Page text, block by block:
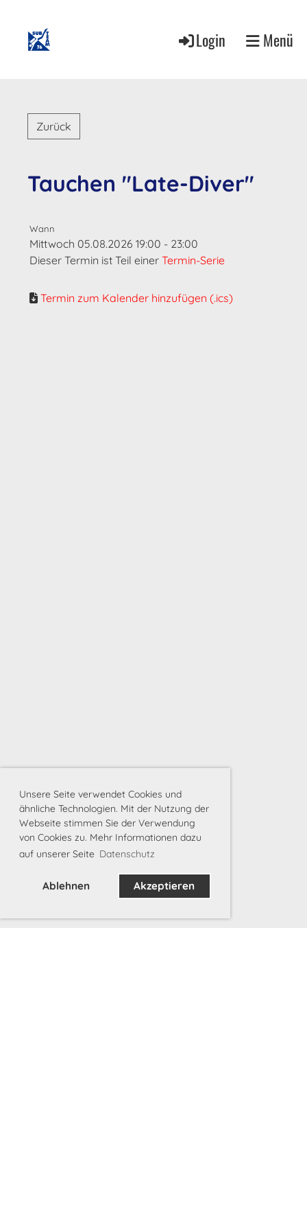
Unsere Seite verwendet Cookies und
ähnliche Technologien. Mit der Nutzung der
Webseite stimmen Sie der Verwendung
von Cookies zu. Mehr Informationen dazu
auf unserer Seite Datenschutz
Ablehnen Akzeptieren
Login Menü
Zurück
Tauchen "Late-Diver"
Wann
Mittwoch 05.08.2026 19:00 - 23:00
Dieser Termin ist Teil einer Termin-Serie
Termin zum Kalender hinzufügen (.ics)